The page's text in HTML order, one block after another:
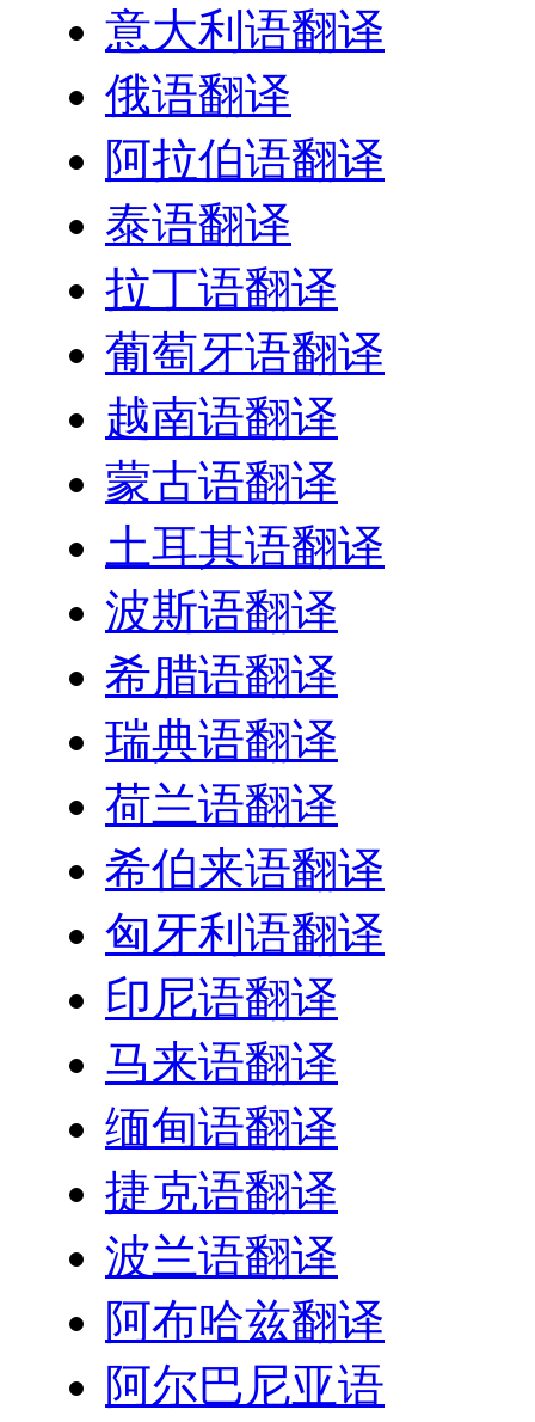
意大利语翻译
俄语翻译
阿拉伯语翻译
泰语翻译
拉丁语翻译
葡萄牙语翻译
越南语翻译
蒙古语翻译
土耳其语翻译
波斯语翻译
希腊语翻译
瑞典语翻译
荷兰语翻译
希伯来语翻译
匈牙利语翻译
印尼语翻译
马来语翻译
缅甸语翻译
捷克语翻译
波兰语翻译
阿布哈兹翻译
阿尔巴尼亚语